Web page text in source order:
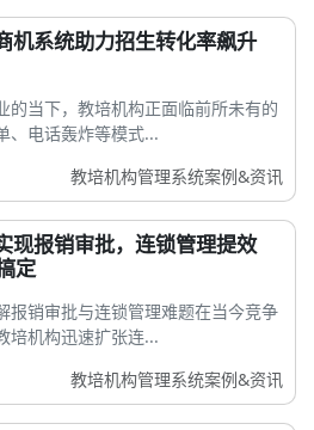
机系统助力招生转化率飙升
的当下，教培机构正面临前所未有的
、电话轰炸等模式...
教培机构管理系统案例&资讯
现报销审批，连锁管理提效
定
报销审批与连锁管理难题在当今竞争
培机构迅速扩张连...
教培机构管理系统案例&资讯